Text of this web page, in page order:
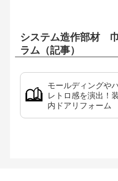
システム造作部材
ラム（記事）
モールディングや
レトロ感を演出！
内ドアリフォーム